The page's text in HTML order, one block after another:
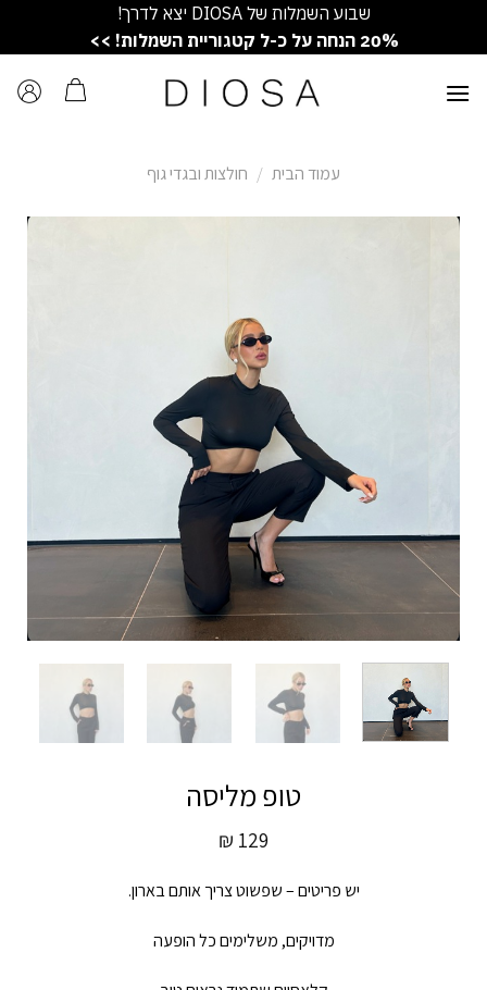
שבוע השמלות של DIOSA יצא לדרך!
20% הנחה על כ-ל קטגוריית השמלות! >>
עמוד הבית / חולצות ובגדי גוף
טופ מליסה
₪ 129
יש פריטים – שפשוט צריך אותם בארון.
מדויקים, משלימים כל הופעה